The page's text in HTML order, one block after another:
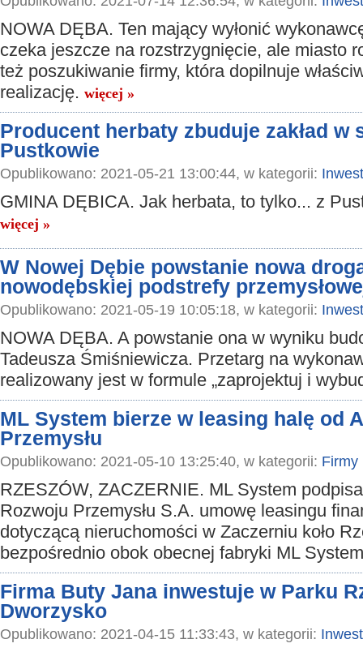
NOWA DĘBA. Ten mający wyłonić
czeka jeszcze na rozstrzygnięcie, ale miasto
też poszukiwanie firmy, która dopilnuje
realizację. więcej »
Producent herbaty zbuduje zakład w
Pustkowie
Opublikowano: 2021-05-21 13:00:44, w kategorii:
GMINA DĘBICA. Jak herbata, to tylko... z
więcej »
W Nowej Dębie powstanie nowa
nowodębskiej podstrefy
Opublikowano: 2021-05-19 10:05:18, w kategorii:
NOWA DĘBA. A powstanie ona w wyniku
Tadeusza Śmiśniewicza. Przetarg na
realizowany jest w formule „zaprojektuj i
ML System bierze w leasing halę od
Przemysłu
Opublikowano: 2021-05-10 13:25:40, w kategorii: Firmy
RZESZÓW, ZACZERNIE. ML System
Rozwoju Przemysłu S.A. umowę leasingu
dotyczącą nieruchomości w Zaczerniu koło
bezpośrednio obok obecnej fabryki ML
Firma Buty Jana inwestuje w Parku
Dworzysko
Opublikowano: 2021-04-15 11:33:43, w kategorii: